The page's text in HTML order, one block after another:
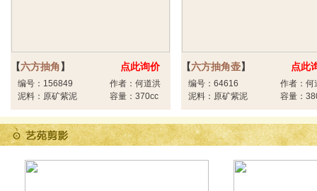
【六方抽角】 点此询价
编号：156849
作者：何道洪
泥料：原矿紫泥
容量：370cc
【六方抽角壶】 点此
编号：64616
作者：何
泥料：原矿紫泥
容量：